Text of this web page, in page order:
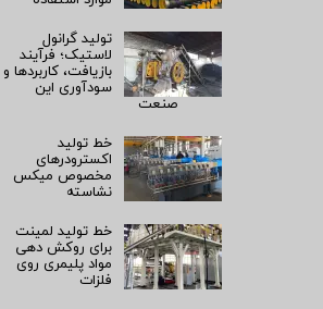
تولید گرانول
لاستیک؛ فرآیند
بازیافت، کاربردها و
سودآوری این
صنعت
خط تولید
اکسترودرهای
مخصوص میکس
نشاسته
خط تولید لمینت
برای روکش‌ دهی
مواد پلیمری روی
فلزات